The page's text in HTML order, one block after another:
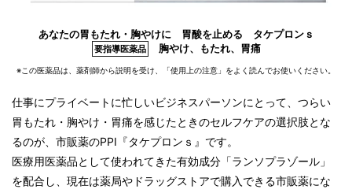
あなたの胃もたれ・胸やけに 胃酸を止める タケプロンｓ
要指導医薬品 胸やけ、もたれ、胃痛
※この医薬品は、薬剤師から説明を受け、「使用上の注意」をよく読んでお使いください。
仕事にプライベートに忙しいビジネスパーソンにとって、つらい
胃もたれ・胸やけ・胃痛を感じたときのセルフケアの選択肢とな
るのが、市販薬のPPI『タケプロンｓ』です。
医療用医薬品として使われてきた有効成分「ランソプラゾール」
を配合し、現在は薬局やドラッグストアで購入できる市販薬にな